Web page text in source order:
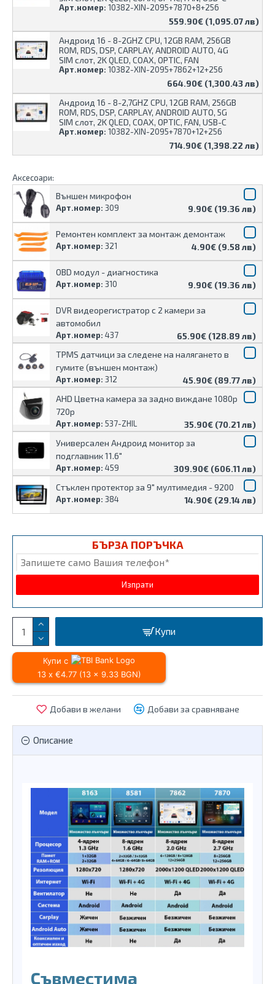
559.90€ (1,095.07 лв)
Арт.номер: 10382-XIN-2095+7870+8+256
664.90€ (1,300.43 лв)
Андроид 16 - 8-2GHZ CPU, 12GB RAM, 256GB
ROM, RDS, DSP, CARPLAY, ANDROID AUTO, 4G
SIM слот, 2K QLED, COAX, OPTIC, FAN
Арт.номер: 10382-XIN-2095+7862+12+256
714.90€ (1,398.22 лв)
Андроид 16 - 8-2,7GHZ CPU, 12GB RAM, 256GB
ROM, RDS, DSP, CARPLAY, ANDROID AUTO, 5G
SIM слот, 2K QLED, COAX, OPTIC, FAN, USB-C
Арт.номер: 10382-XIN-2095+7870+12+256
Аксесоари:
Външен микрофон
Арт.номер: 309 9.90€ (19.36 лв)
Ремонтен комплект за монтаж демонтаж
Арт.номер: 321 4.90€ (9.58 лв)
OBD модул - диагностика
Арт.номер: 310 9.90€ (19.36 лв)
DVR видеорегистратор с 2 камери за
автомобил
Арт.номер: 437
65.90€ (128.89 лв)
TPMS датчици за следене на налягането в
гумите (външен монтаж)
Арт.номер: 312
45.90€ (89.77 лв)
AHD Цветна камера за задно виждане 1080p
720p
Арт.номер: 537-ZHIL
35.90€ (70.21 лв)
Универсален Андроид монитор за
подглавник 11.6"
Арт.номер: 459
309.90€ (606.11 лв)
Стъклен протектор за 9″ мултимедия - 9200
Арт.номер: 384 14.90€ (29.14 лв)
БЪРЗА ПОРЪЧКА
Купи
Купи с
13 x €4.77 (13 x 9.33 BGN)
Добави в желани Добави за сравняване
Описание
Съвместима